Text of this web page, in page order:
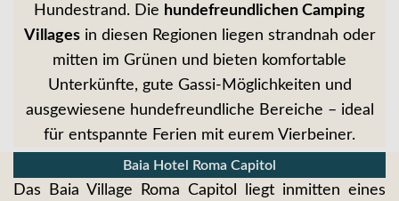
Hundestrand. Die hundefreundlichen Camping
Villagesin diesen Regionen liegen strandnah oder
mitten im Grünen und bieten komfortable
Unterkünfte, gute Gassi-Möglichkeiten und
ausgewiesene hundefreundliche Bereiche – ideal
für entspannte Ferien mit eurem Vierbeiner.
Baia Hotel Roma Capitol
Das Baia Village Roma Capitol liegt inmitten eines